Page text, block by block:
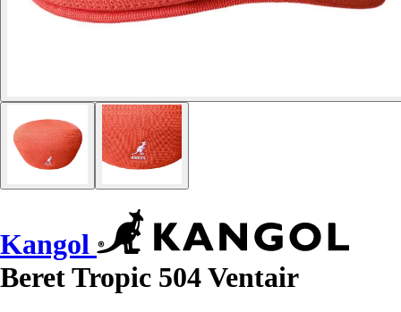
Kangol
Beret Tropic 504 Ventair